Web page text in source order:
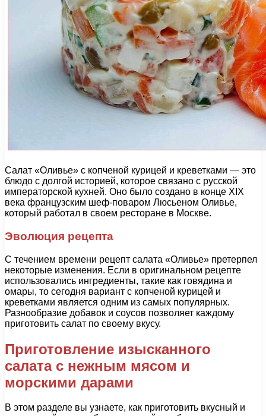
Салат «Оливье» с копченой курицей и креветками — это
блюдо с долгой историей, которое связано с русской
императорской кухней. Оно было создано в конце XIX
века французским шеф-поваром Люсьеном Оливье,
который работал в своем ресторане в Москве.
Эволюция рецепта
С течением времени рецепт салата «Оливье» претерпел
некоторые изменения. Если в оригинальном рецепте
использовались ингредиенты, такие как говядина и
омары, то сегодня вариант с копченой курицей и
креветками является одним из самых популярных.
Разнообразие добавок и соусов позволяет каждому
приготовить салат по своему вкусу.
Приготовление изысканного
салата с нежным мясом и
морскими дарами
В этом разделе вы узнаете, как приготовить вкусный и